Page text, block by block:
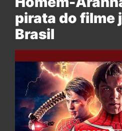
pirata do filme
Brasil